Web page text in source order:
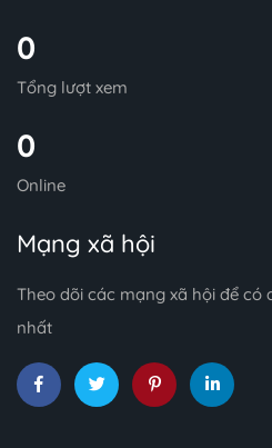
0
Tổng lượt xem
0
Online
Mạng xã hội
Theo dõi các mạng xã hội để
nhất